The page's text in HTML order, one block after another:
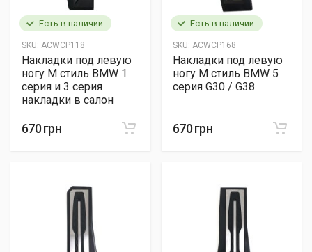
Есть в наличии
SKU: ACWCP118
Накладки под левую
ногу М стиль BMW 1
серия и 3 серия
накладки в салон
670 грн
Есть в наличии
SKU: ACWCP168
Накладки под левую
ногу М стиль BMW 5
серия G30 / G38
670 грн